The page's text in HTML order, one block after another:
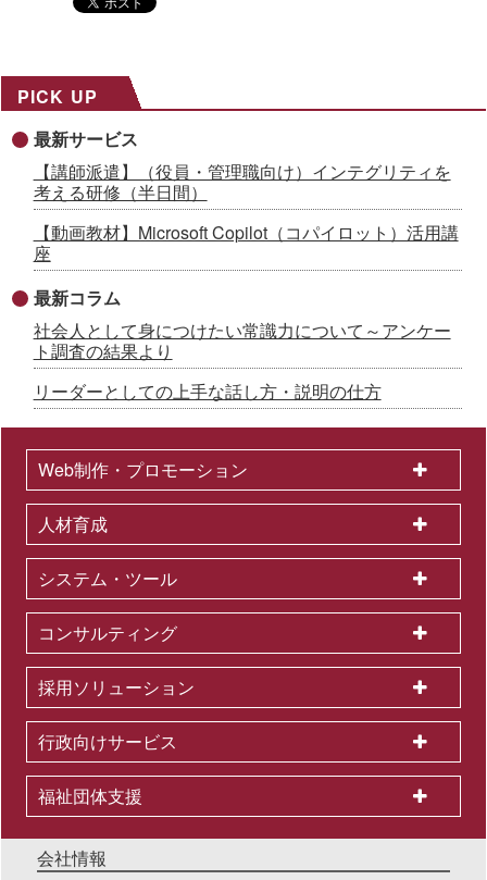
PICK UP
最新サービス
【講師派遣】（役員・管理職向け）インテグリティを
考える研修（半日間）
【動画教材】Microsoft Copilot（コパイロット）活用講
座
最新コラム
社会人として身につけたい常識力について～アンケー
ト調査の結果より
リーダーとしての上手な話し方・説明の仕方
Web制作・プロモーション
人材育成
システム・ツール
コンサルティング
採用ソリューション
行政向けサービス
福祉団体支援
会社情報